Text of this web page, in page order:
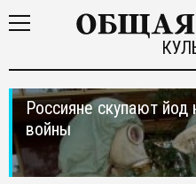
Россияне скупают йод
войны